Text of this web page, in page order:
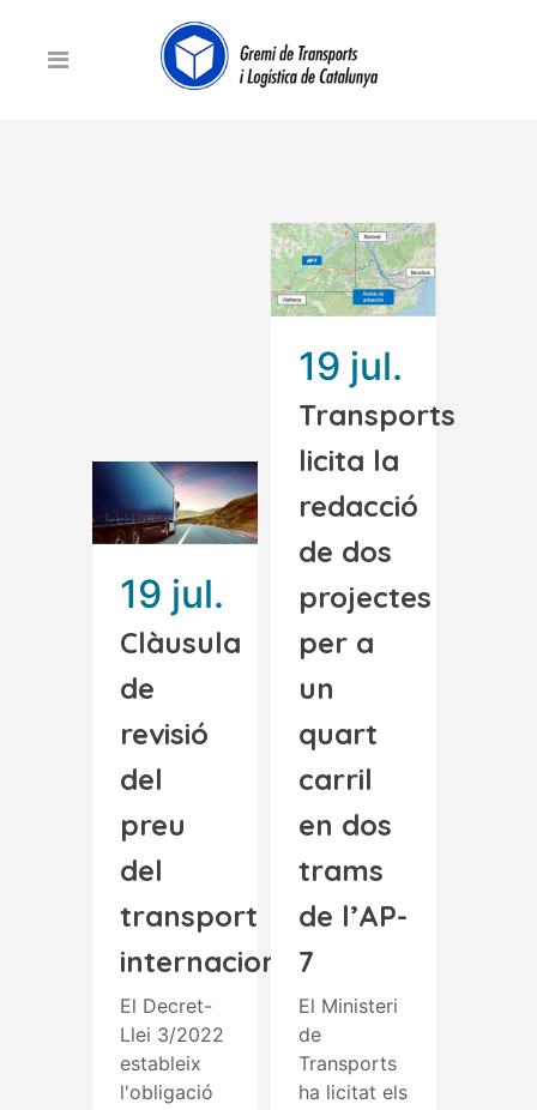
19 jul.
Clàusula
de
revisió
del
preu
del
transport
internacional
El Decret-
Llei 3/2022
estableix
l'obligació
19 jul.
Transports
licita la
redacció
de dos
projectes
per a
un
quart
carril
en dos
trams
de l’AP-
7
El Ministeri
de
Transports
ha licitat els